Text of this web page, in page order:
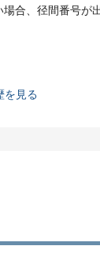
合、径間番号が
を見る